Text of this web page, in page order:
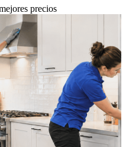
precios